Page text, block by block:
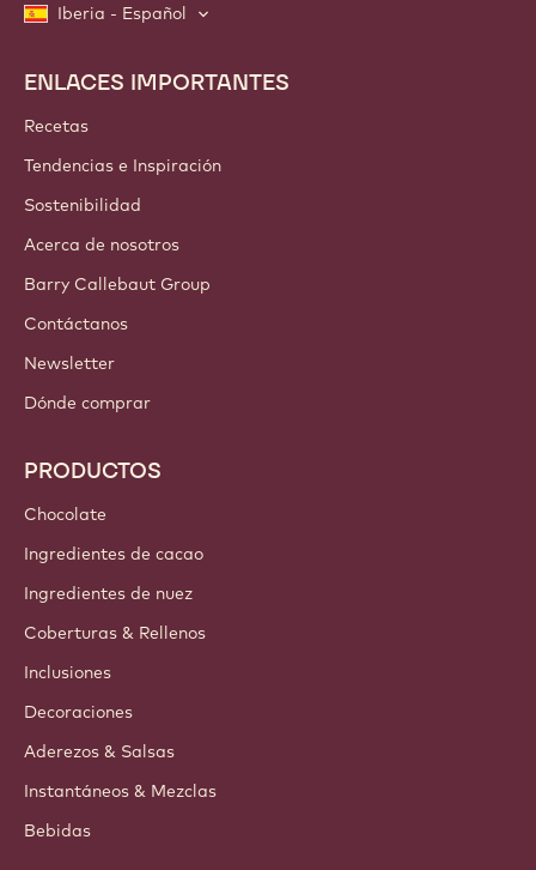
Iberia - Español
Footer
Callebaut
ENLACES IMPORTANTES
Recetas
Tendencias e Inspiración
Sostenibilidad
Acerca de nosotros
Barry Callebaut Group
Contáctanos
Newsletter
Dónde comprar
PRODUCTOS
Chocolate
Ingredientes de cacao
Ingredientes de nuez
Coberturas & Rellenos
Inclusiones
Decoraciones
Aderezos & Salsas
Instantáneos & Mezclas
Bebidas